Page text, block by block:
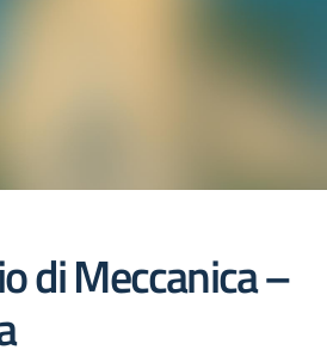
di Meccanica –